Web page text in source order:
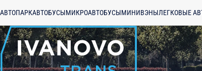
АВТОПАРКАВТОБУСЫМИКРОАВТОБУСЫМИНИВЭНЫЛЕГКОВЫЕ